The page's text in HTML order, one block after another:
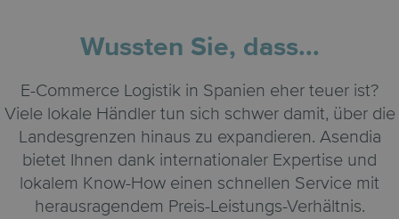
Wussten Sie, dass...
E-Commerce Logistik in Spanien eher teuer ist?
Viele lokale Händler tun sich schwer damit, über die
Landesgrenzen hinaus zu expandieren. Asendia
bietet Ihnen dank internationaler Expertise und
lokalem Know-How einen schnellen Service mit
herausragendem Preis-Leistungs-Verhältnis.